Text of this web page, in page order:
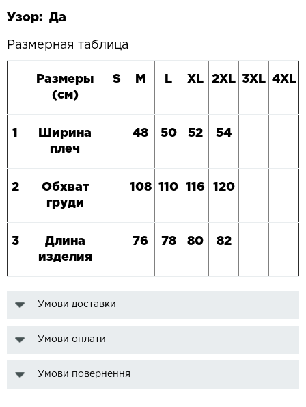
Узор: Да
Размерная таблица
Размеры
(см)
S M L XL 2XL 3XL 4XL
1
Ширина
плеч
48 50 52 54
2
Обхват
груди
1 08 1 10 116 120
3
Длина
изделия
76 78 80 82
Умови доставки
Умови оплати
Умови повернення